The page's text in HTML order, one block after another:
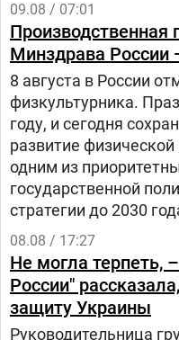
09.08 / 07:01
Производственная
Минздрава России
8 августа в России
физкультурника.
году, и сегодня
развитие физической
одним из
государственной
стратегии до 2030
08.08 / 17:27
Не могла терпеть,
России"
защиту Украины
Руководительница